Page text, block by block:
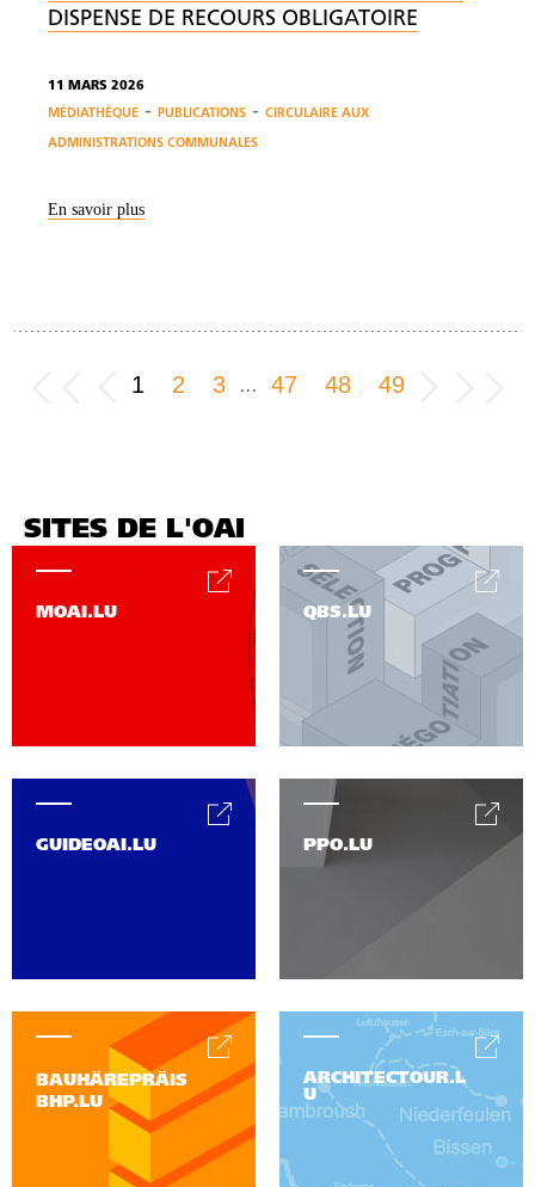
DISPENSE DE RECOURS OBLIGATOIRE
11 MARS 2026
MÉDIATHÈQUE - PUBLICATIONS - CIRCULAIRE AUX
ADMINISTRATIONS COMMUNALES
En savoir plus
1 2 3 ... 47 48 49
SITES DE L'OAI
MOAI.LU QBS.LU
PPO.LU
GUIDEOAI.LU
BAUHÄREPRÄIS
BHP.LU
ARCHITECTOUR.L
U